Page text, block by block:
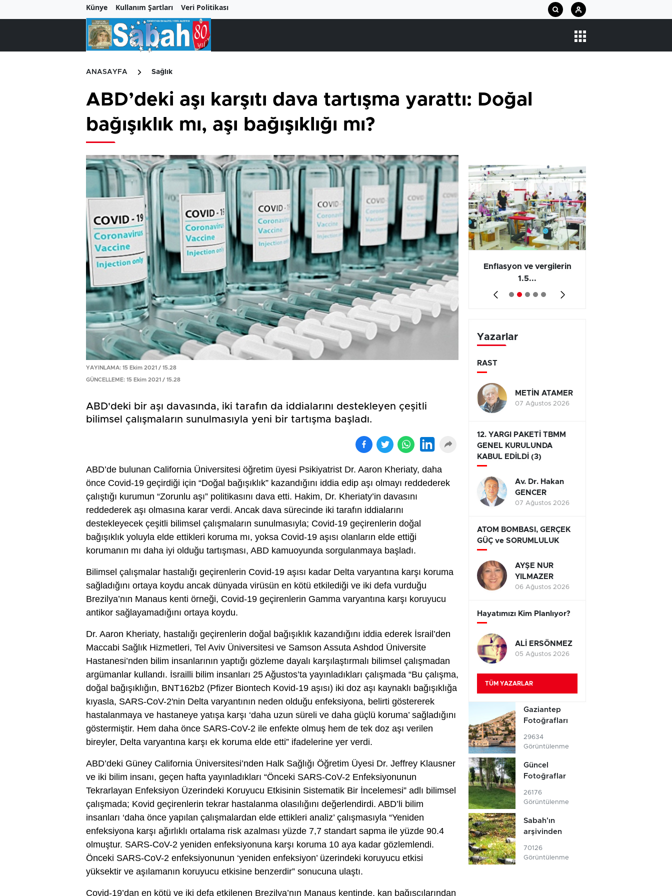
Künye Kullanım Şartları Veri Politikası
ANASAYFA Sağlık
ABD’deki aşı karşıtı dava tartışma yarattı: Doğal
bağışıklık mı, aşı bağışıklığı mı?
YAYINLAMA: 15 Ekim 2021 / 15.28
GÜNCELLEME: 15 Ekim 2021 / 15.28
ABD'deki bir aşı davasında, iki tarafın da iddialarını destekleyen çeşitli
bilimsel çalışmaların sunulmasıyla yeni bir tartışma başladı.
ABD’de bulunan California Üniversitesi öğretim üyesi Psikiyatrist Dr. Aaron Kheriaty, daha
önce Covid-19 geçirdiği için “Doğal bağışıklık” kazandığını iddia edip aşı olmayı reddederek
çalıştığı kurumun “Zorunlu aşı” politikasını dava etti. Hakim, Dr. Kheriaty’in davasını
reddederek aşı olmasına karar verdi. Ancak dava sürecinde iki tarafın iddialarını
destekleyecek çeşitli bilimsel çalışmaların sunulmasıyla; Covid-19 geçirenlerin doğal
bağışıklık yoluyla elde ettikleri koruma mı, yoksa Covid-19 aşısı olanların elde ettiği
korumanın mı daha iyi olduğu tartışması, ABD kamuoyunda sorgulanmaya başladı.
Bilimsel çalışmalar hastalığı geçirenlerin Covid-19 aşısı kadar Delta varyantına karşı koruma
sağladığını ortaya koydu ancak dünyada virüsün en kötü etkilediği ve iki defa vurduğu
Brezilya’nın Manaus kenti örneği, Covid-19 geçirenlerin Gamma varyantına karşı koruyucu
antikor sağlayamadığını ortaya koydu.
Dr. Aaron Kheriaty, hastalığı geçirenlerin doğal bağışıklık kazandığını iddia ederek İsrail’den
Maccabi Sağlık Hizmetleri, Tel Aviv Üniversitesi ve Samson Assuta Ashdod Üniversite
Hastanesi’nden bilim insanlarının yaptığı gözleme dayalı karşılaştırmalı bilimsel çalışmadan
argümanlar kullandı. İsrailli bilim insanları 25 Ağustos’ta yayınladıkları çalışmada “Bu çalışma,
doğal bağışıklığın, BNT162b2 (Pfizer Biontech Kovid-19 aşısı) iki doz aşı kaynaklı bağışıklığa
kıyasla, SARS-CoV-2'nin Delta varyantının neden olduğu enfeksiyona, belirti göstererek
hastalanmaya ve hastaneye yatışa karşı ‘daha uzun süreli ve daha güçlü koruma’ sağladığını
göstermiştir. Hem daha önce SARS-CoV-2 ile enfekte olmuş hem de tek doz aşı verilen
bireyler, Delta varyantına karşı ek koruma elde etti” ifadelerine yer verdi.
ABD’deki Güney California Üniversitesi’nden Halk Sağlığı Öğretim Üyesi Dr. Jeffrey Klausner
ve iki bilim insanı, geçen hafta yayınladıkları “Önceki SARS-CoV-2 Enfeksiyonunun
Tekrarlayan Enfeksiyon Üzerindeki Koruyucu Etkisinin Sistematik Bir İncelemesi” adlı bilimsel
çalışmada; Kovid geçirenlerin tekrar hastalanma olasılığını değerlendirdi. ABD’li bilim
insanları ‘daha önce yapılan çalışmalardan elde ettikleri analiz’ çalışmasıyla “Yeniden
enfeksiyona karşı ağırlıklı ortalama risk azalması yüzde 7,7 standart sapma ile yüzde 90.4
olmuştur. SARS-CoV-2 yeniden enfeksiyonuna karşı koruma 10 aya kadar gözlemlendi.
Önceki SARS-CoV-2 enfeksiyonunun ‘yeniden enfeksiyon’ üzerindeki koruyucu etkisi
yüksektir ve aşılamanın koruyucu etkisine benzerdir” sonucuna ulaştı.
Covid-19’dan en kötü ve iki defa etkilenen Brezilya’nın Manaus kentinde, kan bağışçılarından
Birçok uyku hastalığının
tan...
En ucuz sigara 120 TL, en
pa...
Enflasyon ve vergilerin
1.5...
Yazarlar
RAST
METİN ATAMER
07 Ağustos 2026
12. YARGI PAKETİ TBMM
GENEL KURULUNDA
KABUL EDİLDİ (3)
Av. Dr. Hakan
GENCER
07 Ağustos 2026
ATOM BOMBASI, GERÇEK
GÜÇ ve SORUMLULUK
AYŞE NUR
YILMAZER
06 Ağustos 2026
Hayatımızı Kim Planlıyor?
ALİ ERSÖNMEZ
05 Ağustos 2026
TÜM YAZARLAR
Gaziantep
Fotoğrafları
29634
Görüntülenme
Güncel
Fotoğraflar
26176
Görüntülenme
Sabah'ın
arşivinden
70126
Görüntülenme